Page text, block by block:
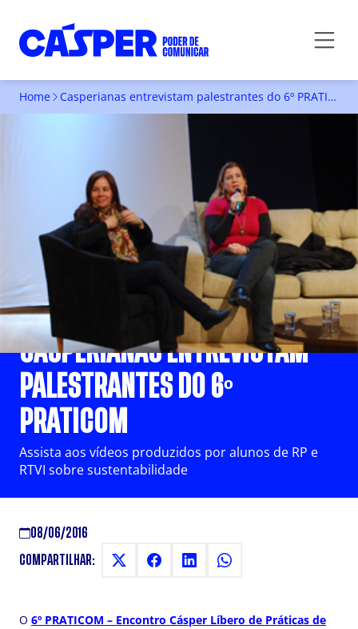
Home Casperianas entrevistam palestrantes do 6º PRATICOM
CASPERIANAS ENTREVISTAM
PALESTRANTES DO 6º
PRATICOM
Assista aos vídeos produzidos por alunos de RP e
RTVI sobre sustentabilidade
08/06/2016
COMPARTILHAR:
O 6º PRATICOM – Encontro Cásper Líbero de Práticas de